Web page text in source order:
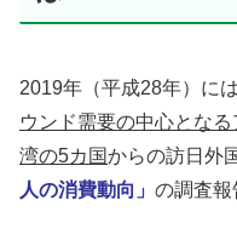
2019年（平成28年）に
ウンド需要の中心とな
湾の5カ国からの訪日外
人の消費動向」 の調査報